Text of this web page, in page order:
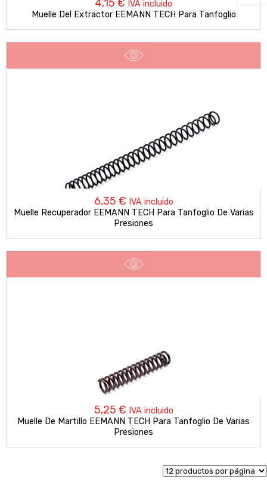
IVA incluido
Muelle Del Extractor EEMANN TECH Para Tanfoglio
6,35 € IVA incluido
Muelle Recuperador EEMANN TECH Para Tanfoglio De Varias
Presiones
5,25 € IVA incluido
Muelle De Martillo EEMANN TECH Para Tanfoglio De Varias
Presiones